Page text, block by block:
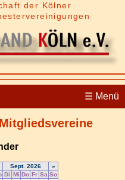
der Kölner
☰ Menü